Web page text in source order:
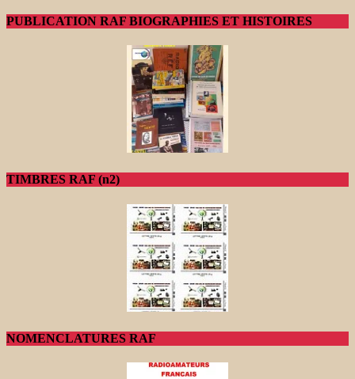
PUBLICATION RAF BIOGRAPHIES ET HISTOIRES
TIMBRES RAF (n2)
NOMENCLATURES RAF